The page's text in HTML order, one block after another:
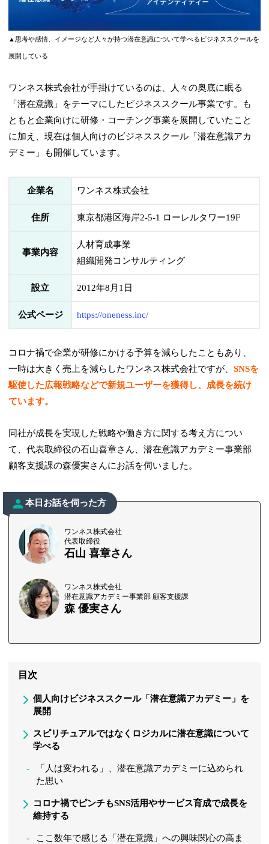
▲思考や感情、イメージなど人々が持つ潜在意識について学べるビジネススクールを
展開している
ワンネス株式会社が手掛けているのは、人々の奥底に眠る
「潜在意識」をテーマにしたビジネススクール事業です。も
ともと企業向けに研修・コーチング事業を展開していたこと
に加え、現在は個人向けのビジネススクール「潜在意識アカ
デミー」も開催しています。
企業名 ワンネス株式会社
住所 東京都港区海岸2-5-1 ローレルタワー19F
事業内容
人材育成事業
組織開発コンサルティング
設立 2012年8月1日
公式ページ https://oneness.inc/
コロナ禍で企業が研修にかける予算を減らしたこともあり、
一時は大きく売上を減らしたワンネス株式会社ですが、SNSを
駆使した広報戦略などで新規ユーザーを獲得し、成長を続け
ています。
同社が成長を実現した戦略や働き方に関する考え方につい
て、代表取締役の石山喜章さん、潜在意識アカデミー事業部
顧客支援課の森優実さんにお話を伺いました。
本日お話を伺った方
ワンネス株式会社
代表取締役
石山 喜章さん
ワンネス株式会社
潜在意識アカデミー事業部 顧客支援課
森 優実さん
目次
個人向けビジネススクール「潜在意識アカデミー」を
展開
スピリチュアルではなくロジカルに潜在意識について
学べる
「人は変われる」、潜在意識アカデミーに込められ
た思い
コロナ禍でピンチもSNS活用やサービス育成で成長を
維持する
ここ数年で感じる「潜在意識」への興味関心の高ま